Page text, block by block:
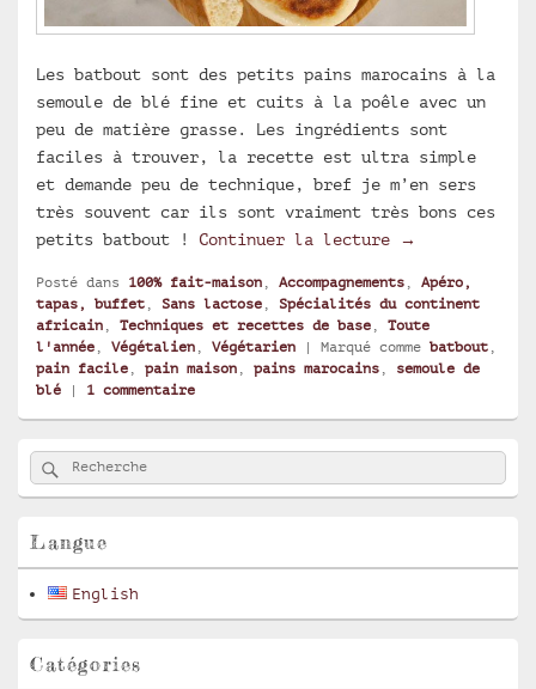
Les batbout sont des petits pains marocains à la
semoule de blé fine et cuits à la poêle avec un
peu de matière grasse. Les ingrédients sont
faciles à trouver, la recette est ultra simple
et demande peu de technique, bref je m’en sers
très souvent car ils sont vraiment très bons ces
petits batbout ! Continuer la lecture Pain maison
→
Posté dans 100% fait-maison , Accompagnements , Apéro,
tapas, buffet , Sans lactose , Spécialités du continent
africain , Techniques et recettes de base , Toute
l'année , Végétalien , Végétarien | Marqué comme batbout ,
pain facile , pain maison , pains marocains , semoule de
blé
| 1 commentaire
Zone
principale
de
pour
latérale
Recherche :
Rechercher
Langue
English
Catégories